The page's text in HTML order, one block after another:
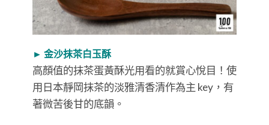
► 金沙抹茶白玉酥
高顏值的抹茶蛋黃酥光用看的就賞心悅目！使
用日本靜岡抹茶的淡雅清香清作為主 key，有
著微苦後甘的底韻。